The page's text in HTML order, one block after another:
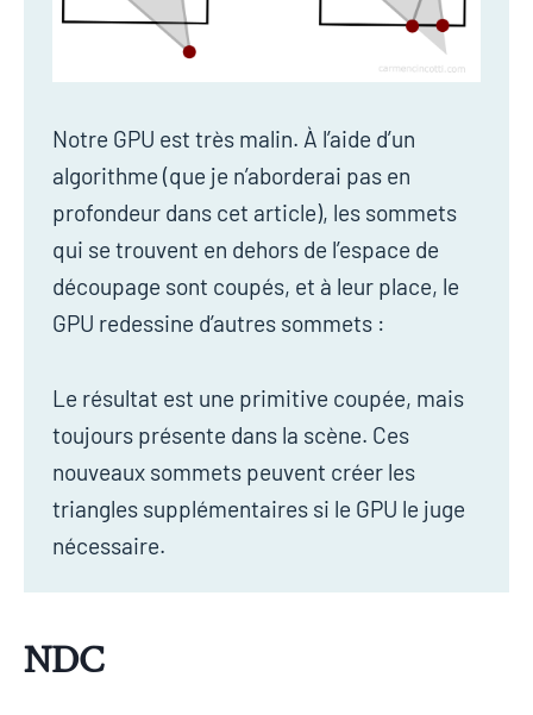
Notre GPU est très malin. À l’aide d’un
algorithme (que je n’aborderai pas en
profondeur dans cet article), les sommets
qui se trouvent en dehors de l’espace de
découpage sont coupés, et à leur place, le
GPU redessine d’autres sommets :
Le résultat est une primitive coupée, mais
toujours présente dans la scène. Ces
nouveaux sommets peuvent créer les
triangles supplémentaires si le GPU le juge
nécessaire.
NDC